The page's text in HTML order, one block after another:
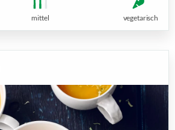
mittel vegetarisch